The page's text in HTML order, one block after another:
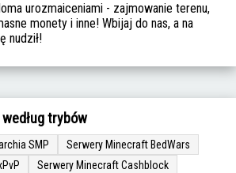
urozmaiceniami - zajmowanie terenu,
monety i inne! Wbijaj do nas, a na
nudził!
trybów
SMP
Serwery Minecraft BedWars
Serwery Minecraft Cashblock